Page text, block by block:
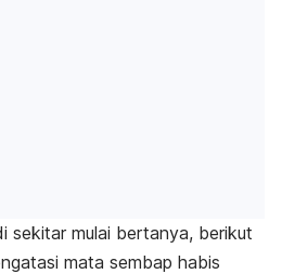
sekitar mulai bertanya, berikut
mata sembap habis